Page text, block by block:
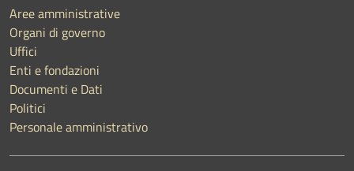
Aree amministrative
Organi di governo
Uffici
Enti e fondazioni
Documenti e Dati
Politici
Personale amministrativo